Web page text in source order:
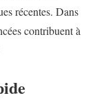
récentes. Dans
contribuent à